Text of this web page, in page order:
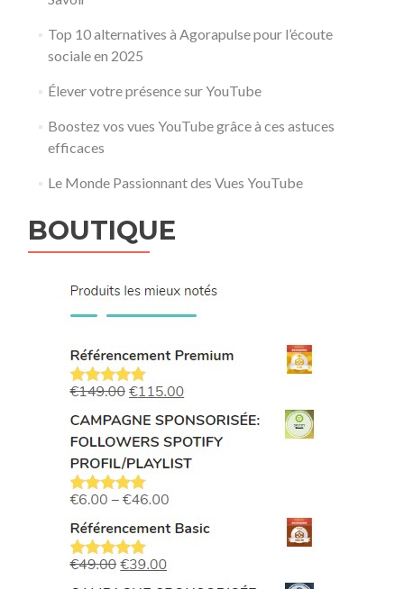
Top 10 alternatives à Agorapulse pour l’écoute
sociale en 2025
Élever votre présence sur YouTube
Boostez vos vues YouTube grâce à ces astuces
efficaces
Le Monde Passionnant des Vues YouTube
BOUTIQUE